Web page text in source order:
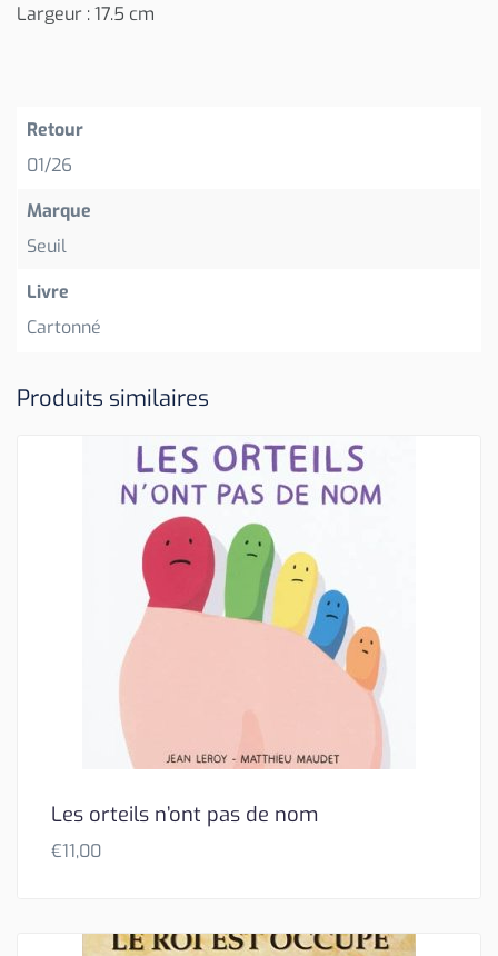
Largeur : 17.5 cm
Retour
01/26
Marque
Seuil
Livre
Cartonné
Produits similaires
Les orteils n’ont pas de nom
€11,00